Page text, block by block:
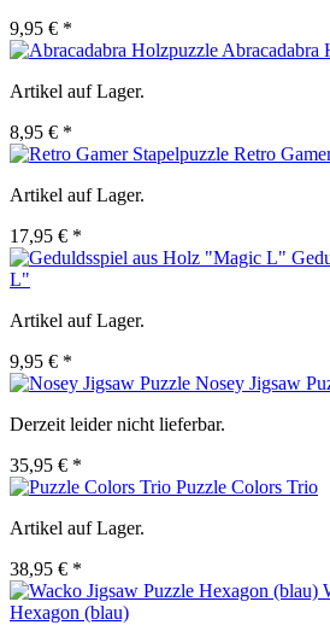
9,95 € *
Abracadabra
Artikel auf Lager.
8,95 € *
Retro
Artikel auf Lager.
17,95 € *
L"
Artikel auf Lager.
9,95 € *
Nosey Jigsaw
Derzeit leider nicht lieferbar.
35,95 € *
Puzzle Colors Trio
Artikel auf Lager.
38,95 € *
Hexagon (blau)